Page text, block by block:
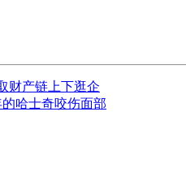
财产链上下逛企
哈士奇咬伤面部